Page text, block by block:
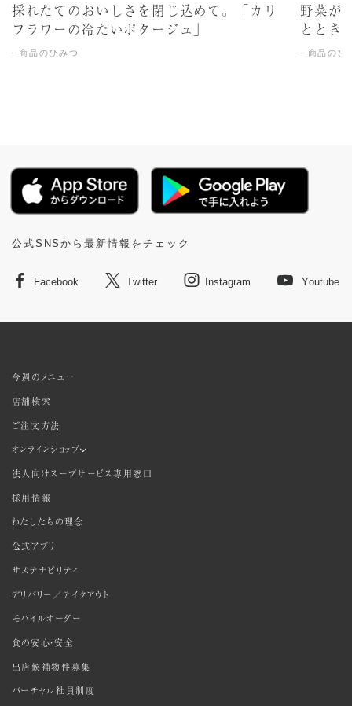
採れたてのおいしさを閉じ込めて。「カリ
フラワーの冷たいポタージュ」
商品のひみつ
野菜が
ととき
商品のひ
公式SNSから最新情報をチェック
Facebook Twitter Instagram Youtube
今週のメニュー
店舗検索
ご注文方法
オンラインショップ
法人向けスープサービス専用窓口
採用情報
わたしたちの理念
公式アプリ
サステナビリティ
デリバリー／テイクアウト
モバイルオーダー
食の安心・安全
出店候補物件募集
バーチャル社員制度